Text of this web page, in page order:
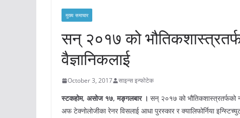
मुख्य समाचार
सन् २०१७ को
वैज्ञानिकलाई
October 3, 2017 साइन्स इन्फोटेक
स्टकहोम, असोज १७,मङ्गलबार । सन् २०१७ को भौतिकशास्त्रतर्फको
अफ टेक्नोलोजीका रेनर विसलाई आधा पुरस्कार र क्यालिफोर्निया